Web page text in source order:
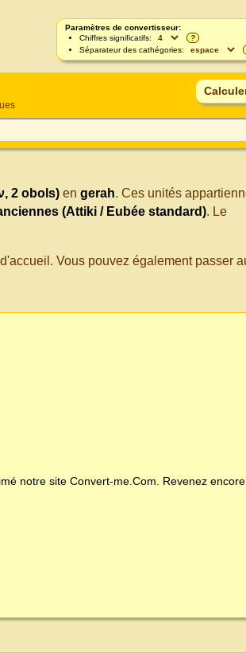
Paramètres de convertisseur:
Chiffres significatifs:
?
Séparateur des cathégories:
2 obols) en gerah. Ces unités
(Attiki / Eubée standard). Le
Vous pouvez également passer
notre site Convert-me.Com . Revenez